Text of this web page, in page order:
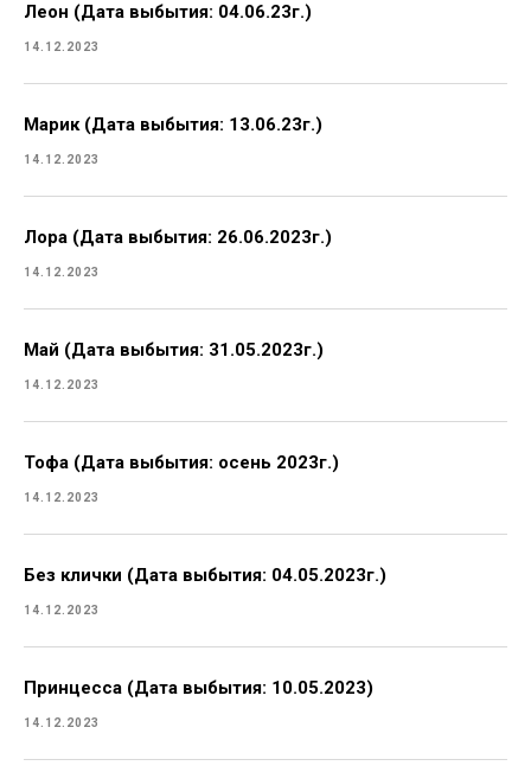
Леон (Дата выбытия: 04.06.23г.)
14.12.2023
Марик (Дата выбытия: 13.06.23г.)
14.12.2023
Лора (Дата выбытия: 26.06.2023г.)
14.12.2023
Май (Дата выбытия: 31.05.2023г.)
14.12.2023
Тофа (Дата выбытия: осень 2023г.)
14.12.2023
Без клички (Дата выбытия: 04.05.2023г.)
14.12.2023
Принцесса (Дата выбытия: 10.05.2023)
14.12.2023